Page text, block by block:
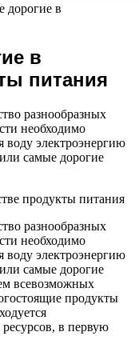
дорогие в
в
питания
разнообразных
необходимо
воду электроэнергию
самые дорогие
разнообразных
необходимо
воду электроэнергию
самые дорогие
всевозможных
продукты
в первую